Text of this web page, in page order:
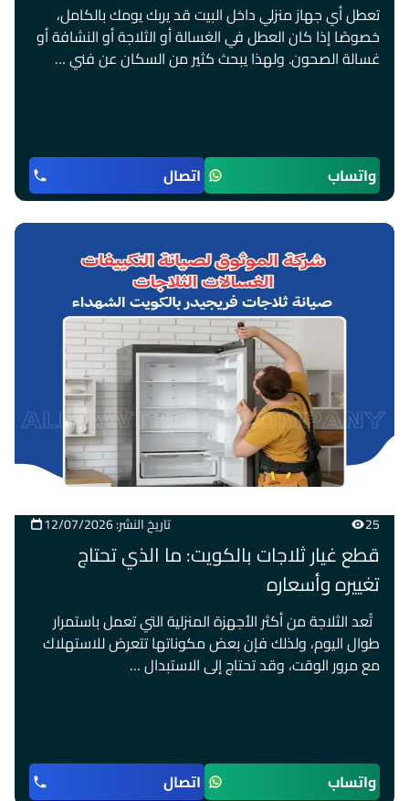
تعطل أي جهاز منزلي داخل البيت قد يربك يومك بالكامل،
خصوصًا إذا كان العطل في الغسالة أو الثلاجة أو النشافة أو
غسالة الصحون. ولهذا يبحث كثير من السكان عن فني …
واتساب اتصال
25 تاريخ النشر: 12/07/2026
قطع غيار ثلاجات بالكويت: ما الذي تحتاج
تغييره وأسعاره
تُعد الثلاجة من أكثر الأجهزة المنزلية التي تعمل باستمرار
طوال اليوم، ولذلك فإن بعض مكوناتها تتعرض للاستهلاك
مع مرور الوقت، وقد تحتاج إلى الاستبدال …
واتساب اتصال